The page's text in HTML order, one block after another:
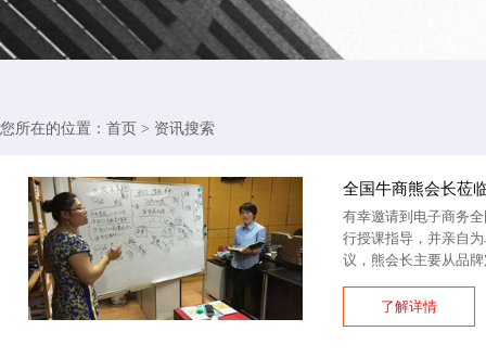
您所在的位置： 首页 > 资讯搜索
全国牛商熊会长莅
有幸邀请到电子商务
行授课指导，并亲自
议，熊会长主要从品牌
了解详情